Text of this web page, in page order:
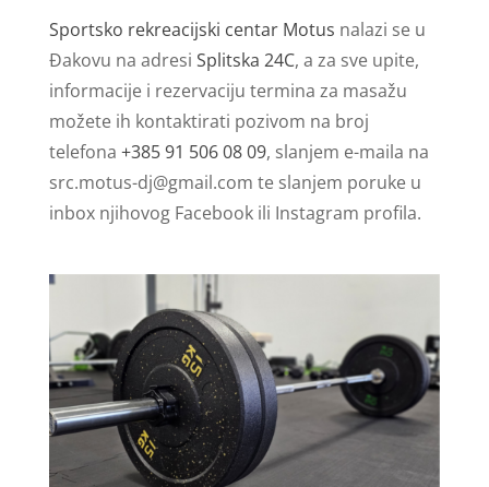
Sportsko rekreacijski centar Motus nalazi se u
Đakovu na adresi Splitska 24C, a za sve upite,
informacije i rezervaciju termina za masažu
možete ih kontaktirati pozivom na broj
telefona +385 91 506 08 09, slanjem e-maila na
src.motus-dj@gmail.com te slanjem poruke u
inbox njihovog Facebook ili Instagram profila.